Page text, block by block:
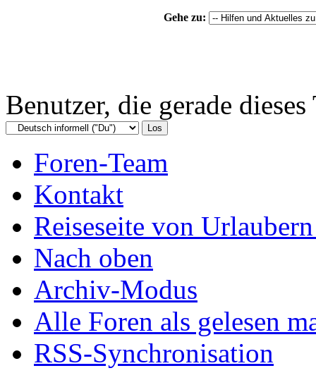
Gehe zu:
Benutzer, die gerade
Foren-Team
Kontakt
Reiseseite von
Nach oben
Archiv-Modus
Alle Foren als gelesen
RSS-Synchronisation